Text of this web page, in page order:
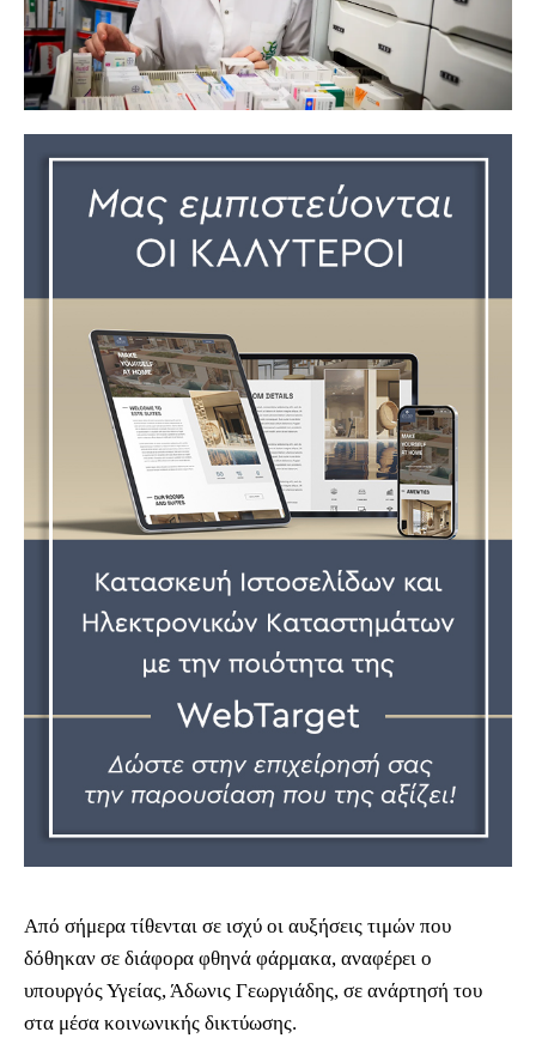
Από σήμερα τίθενται σε ισχύ οι αυξήσεις τιμών που
δόθηκαν σε διάφορα φθηνά φάρμακα, αναφέρει ο
υπουργός Υγείας, Άδωνις Γεωργιάδης, σε ανάρτησή του
στα μέσα κοινωνικής δικτύωσης.